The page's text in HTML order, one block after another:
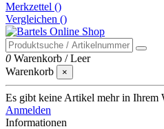
Merkzettel ()
Vergleichen ()
0 Warenkorb /Leer
Warenkorb
×
Es gibt keine Artikel mehr in Ihrem
Anmelden
Informationen